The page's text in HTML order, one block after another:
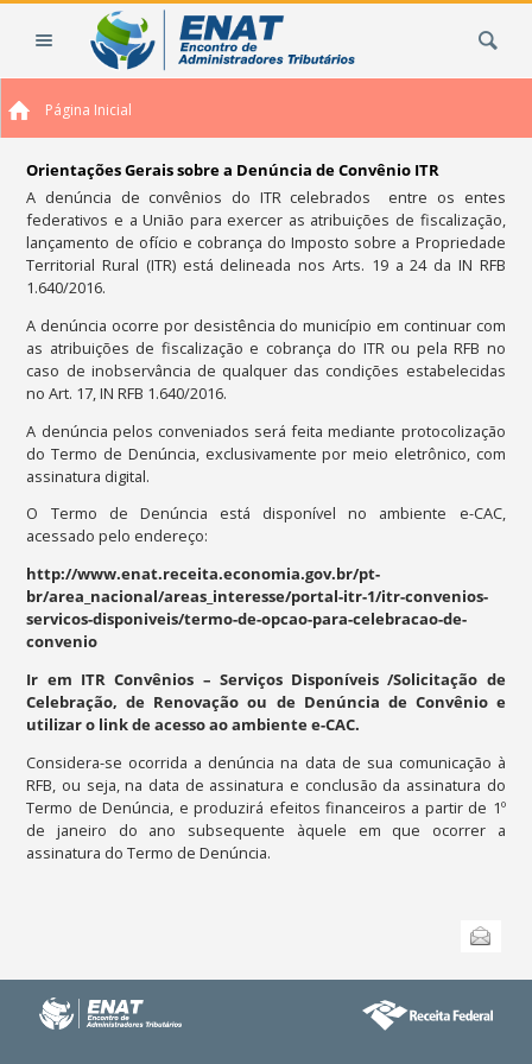
Página Inicial
Orientações Gerais sobre a Denúncia de Convênio ITR
A denúncia de convênios do ITR celebrados entre os entes
federativos e a União para exercer as atribuições de fiscalização,
lançamento de ofício e cobrança do Imposto sobre a Propriedade
Territorial Rural (ITR) está delineada nos Arts. 19 a 24 da IN RFB
1.640/2016.
A denúncia ocorre por desistência do município em continuar com
as atribuições de fiscalização e cobrança do ITR ou pela RFB no
caso de inobservância de qualquer das condições estabelecidas
no Art. 17, IN RFB 1.640/2016.
A denúncia pelos conveniados será feita mediante protocolização
do Termo de Denúncia, exclusivamente por meio eletrônico, com
assinatura digital.
O Termo de Denúncia está disponível no ambiente e-CAC,
acessado pelo endereço:
http://www.enat.receita.economia.gov.br/pt-
br/area_nacional/areas_interesse/portal-itr-1/itr-convenios-
servicos-disponiveis/termo-de-opcao-para-celebracao-de-
convenio
Ir em ITR Convênios – Serviços Disponíveis/Solicitação de
Celebração, de Renovação ou de Denúncia de Convênio e
utilizar o link de acesso ao ambiente e-CAC.
Considera-se ocorrida a denúncia na data de sua comunicação à
RFB, ou seja, na data de assinatura e conclusão da assinatura do
Termo de Denúncia, e produzirá efeitos financeiros a partir de 1º
de janeiro do ano subsequente àquele em que ocorrer a
assinatura do Termo de Denúncia.